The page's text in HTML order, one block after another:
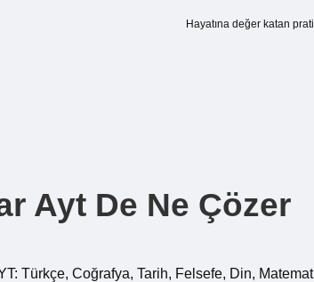
Hayatına değer katan
Ayt De Ne Çözer
Türkçe, Coğrafya, Tarih, Felsefe, Din,